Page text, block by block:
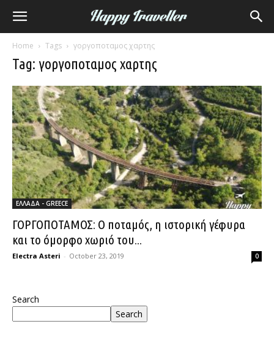
Home Tags γοργοποταμος χαρτης
Tag: γοργοποταμος χαρτης
ΕΛΛΑΔΑ - GREECE
ΓΟΡΓΟΠΟΤΑΜΟΣ: Ο ποταμός, η ιστορική γέφυρα
και το όμορφο χωριό του...
Electra Asteri - October 23, 2019 0
Search
Search